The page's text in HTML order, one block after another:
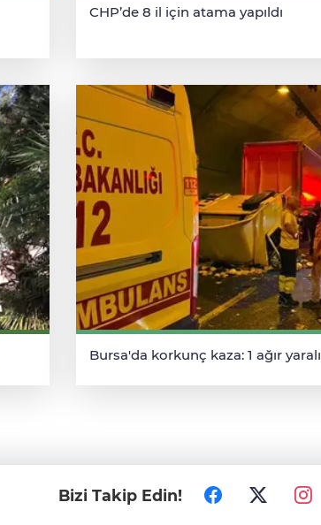
CHP’de 8 il için atama yapıldı
Bursa'da korkunç kaza: 1 ağır yaralı
Bizi Takip Edin!